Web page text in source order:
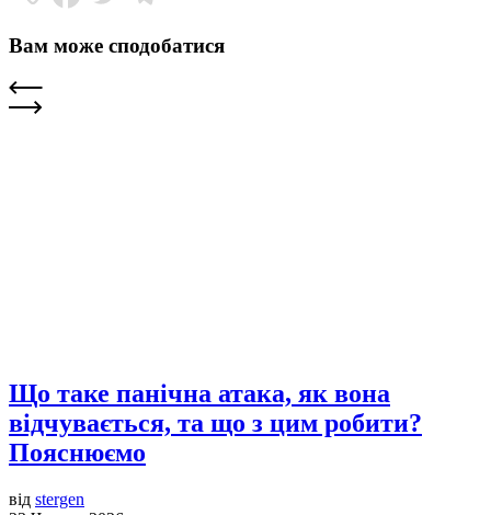
Вам може сподобатися
Що таке панічна атака, як вона
відчувається, та що з цим робити?
Пояснюємо
від stergen